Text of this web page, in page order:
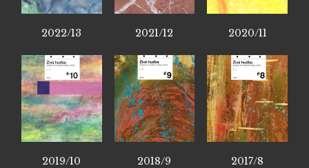
2022/13 2021/12 2020/11
2019/10 2018/9 2017/8